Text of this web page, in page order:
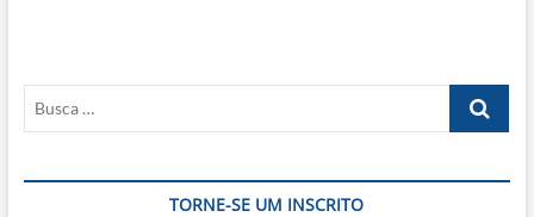
Busca
TORNE-SE UM INSCRITO